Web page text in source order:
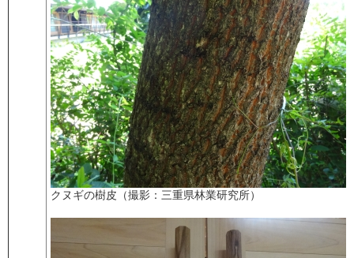
クヌギの樹皮（撮影：三重県林業研究所）